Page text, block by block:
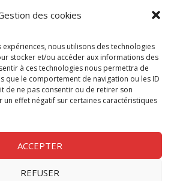
des cookies
nous utilisons des technologies
stocker et/ou accéder aux informations des
à ces technologies nous permettra de
que le comportement de navigation ou les ID
de ne pas consentir ou de retirer son
un effet négatif sur certaines caractéristiques
ACCEPTER
REFUSER
Spectacle
visuel